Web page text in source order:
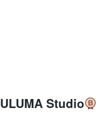
ULUMA Studio